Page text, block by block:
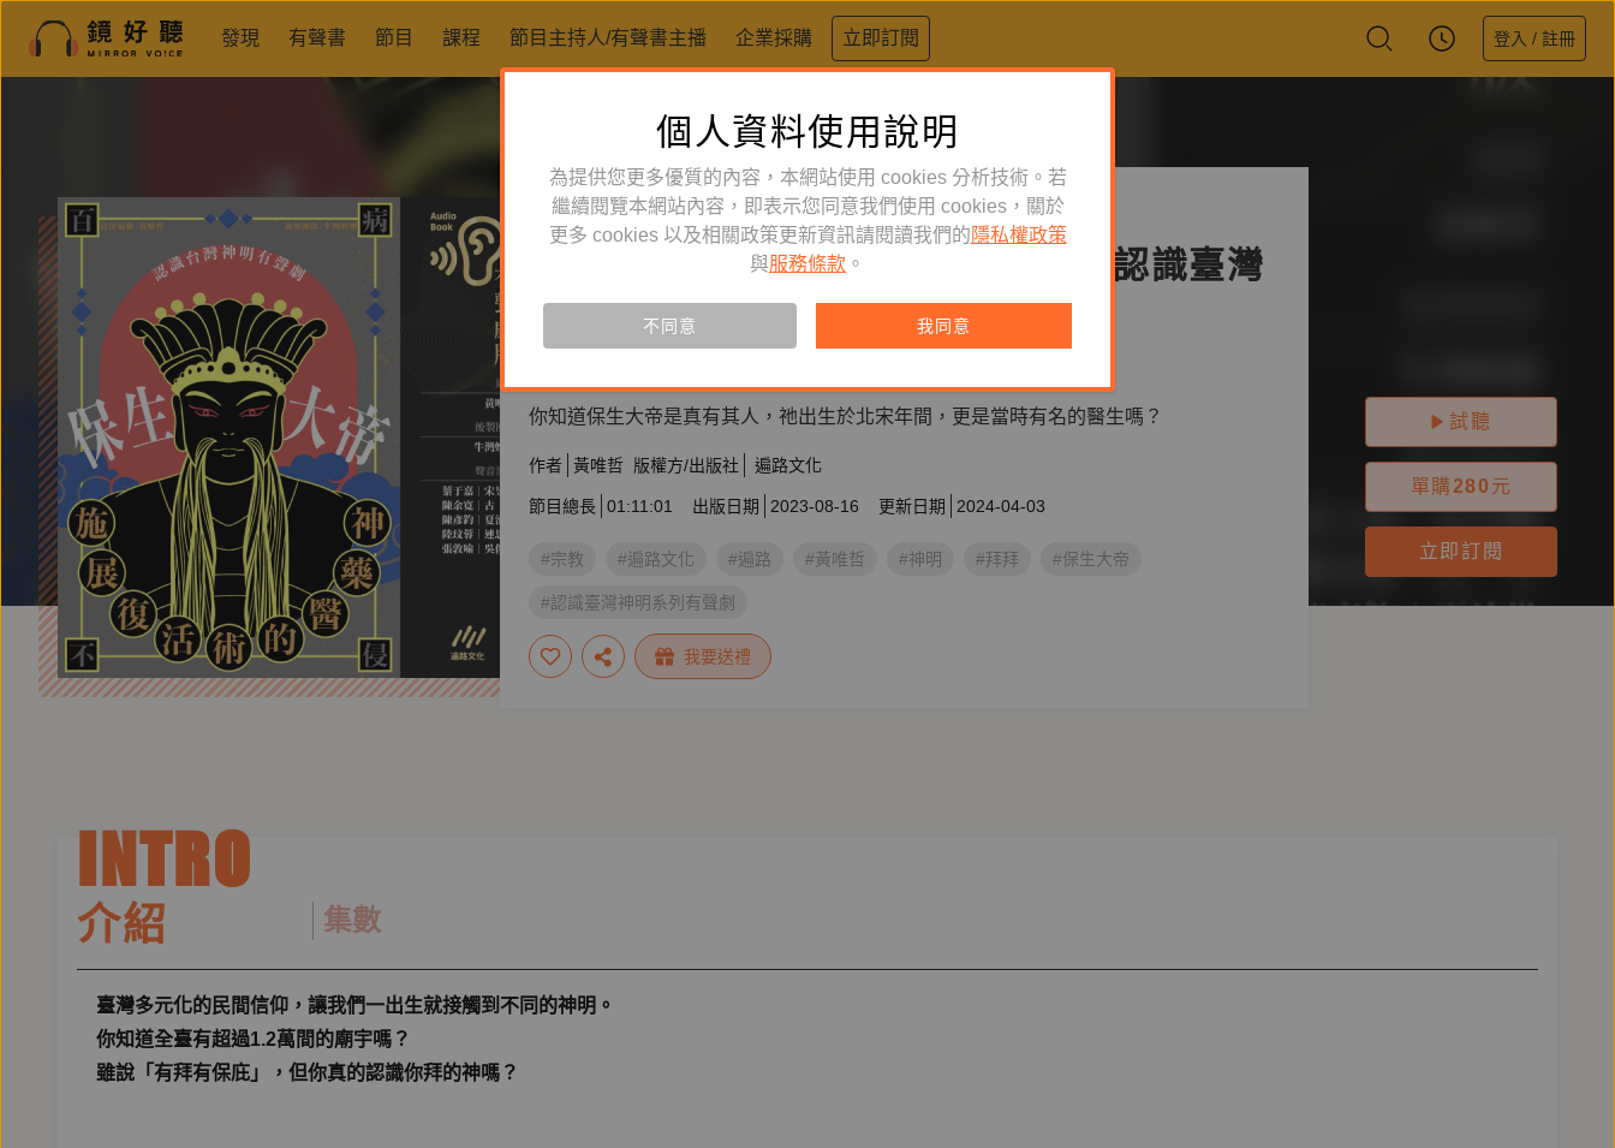
發現 有聲書 節目 課程 節目主持人/有聲書主播 企業採購 立即訂閱 登入 / 註冊
訂閱 有聲書 有聲劇
施展復活術的醫藥神──保生大帝【認識臺灣
神明系列有聲劇】
你知道保生大帝是真有其人，祂出生於北宋年間，更是當時有名的醫生嗎？
作者 黃唯哲 版權方/出版社 遍路文化
節目總長 01:11:01 出版日期 2023-08-16 更新日期 2024-04-03
#宗教 #遍路文化 #遍路 #黃唯哲 #神明 #拜拜 #保生大帝
#認識臺灣神明系列有聲劇
我要送禮
試聽
單購280 元
立即訂閱
INTRO
介紹 集數
臺灣多元化的民間信仰，讓我們一出生就接觸到不同的神明。
你知道全臺有超過1.2萬間的廟宇嗎？
雖說「有拜有保庇」，但你真的認識你拜的神嗎？
個人資料使用說明
為提供您更多優質的內容，本網站使用 cookies 分析技術。若
繼續閱覽本網站內容，即表示您同意我們使用 cookies，關於
更多 cookies 以及相關政策更新資訊請閱讀我們的 隱私權政策
與服務條款 。
不同意 我同意